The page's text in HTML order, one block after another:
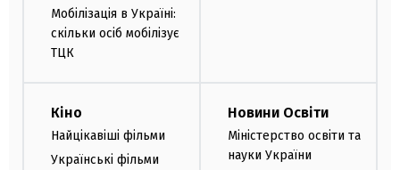
Мобілізація в Україні:
скільки осіб мобілізує
ТЦК
Кіно
Найцікавіші фільми
Українські фільми
Новини Освіти
Міністерство освіти та
науки України